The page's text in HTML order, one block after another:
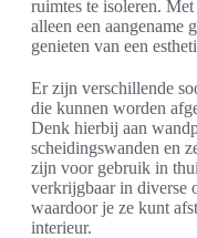
ruimtes te isoleren.
alleen een aangename
genieten van een
Er zijn verschillende
die kunnen worden
Denk hierbij aan
scheidingswanden en
zijn voor gebruik in
verkrijgbaar in diverse
waardoor je ze kunt
interieur.